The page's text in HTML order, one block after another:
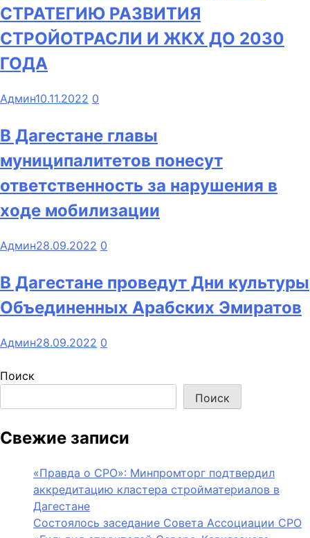
СТРАТЕГИЮ РАЗВИТИЯ
СТРОЙОТРАСЛИ И ЖКХ ДО 2030
ГОДА
Админ10.11.2022 0
В Дагестане главы
муниципалитетов понесут
ответственность за нарушения в
ходе мобилизации
Админ28.09.2022 0
В Дагестане проведут Дни культуры
Объединенных Арабских Эмиратов
Админ28.09.2022 0
Поиск
Поиск
Свежие записи
«Правда о СРО»: Минпромторг подтвердил
аккредитацию кластера стройматериалов в
Дагестане
Состоялось заседание Совета Ассоциации СРО